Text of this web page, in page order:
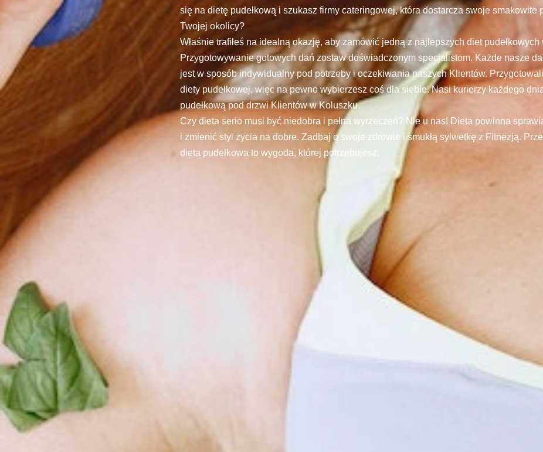
się na dietę pudełkową i szukasz firmy cateringowej, która dostarcza swoje smakowite
Twojej okolicy?
Właśnie trafiłeś na idealną okazję, aby zamówić jedną z najlepszych diet pudełkowych
Przygotowywanie gotowych dań zostaw doświadczonym specjalistom. Każde nasze
jest w sposób indywidualny pod potrzeby i oczekiwania naszych Klientów.
diety pudełkowej, więc na pewno wybierzesz coś dla siebie. Nasi kurierzy każdego
pudełkową pod drzwi Klientów w Koluszku.
Czy dieta serio musi być niedobra i pełna wyrzeczeń? Nie u nas! Dieta powinna
i zmienić styl życia na dobre. Zadbaj o swoje zdrowie i smukłą sylwetkę z Fitnezją.
dieta pudełkowa to wygoda, której potrzebujesz.